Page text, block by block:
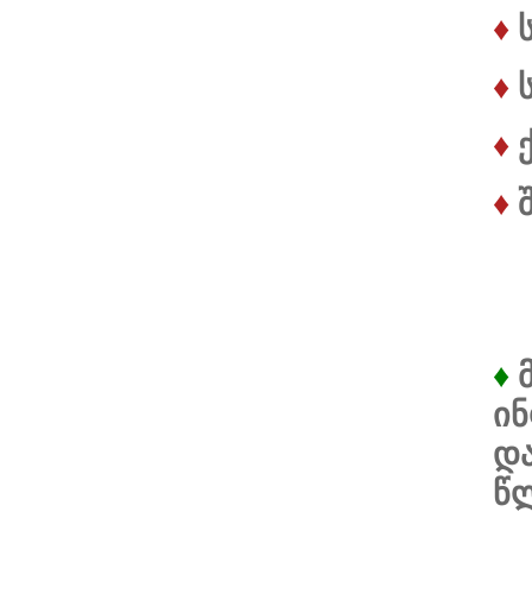
♦
♦
♦
♦
♦